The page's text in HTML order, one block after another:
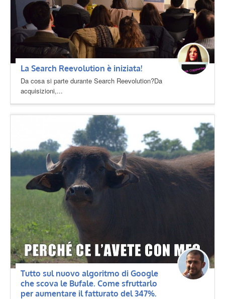
La Search Reevolution è iniziata!
Da cosa si parte durante Search Reevolution?Da
acquisizioni,...
Tutto sul nuovo algoritmo di Google
che scova le Bufale. Come sfruttarlo
per aumentare il fatturato del 347%.